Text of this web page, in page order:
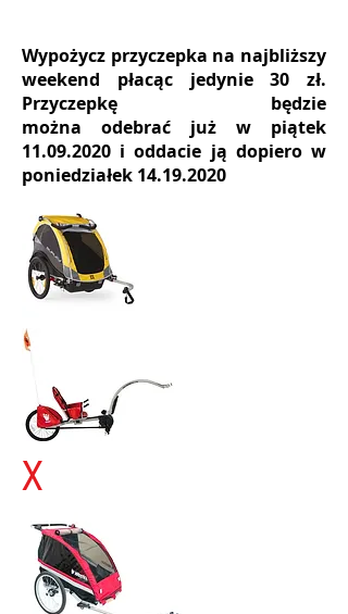
Wypożycz przyczepka na najbliższy
weekend płacąc jedynie 30 zł.
Przyczepkę będzie
można odebrać już w piątek
11.09.2020 i oddacie ją dopiero w
poniedziałek 14.19.2020
X